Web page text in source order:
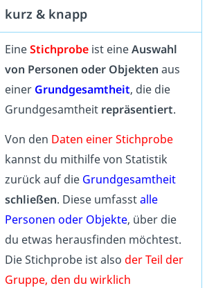
kurz & knapp
EineStichprobe ist eineAuswahl
von Personen oder Objekten aus
einer Grundgesamtheit, die die
Grundgesamtheit repräsentiert.
Von den Daten einer Stichprobe
kannst du mithilfe von Statistik
zurück auf die Grundgesamtheit
schließen. Diese umfasstalle
Personen oder Objekte, über die
du etwas herausfinden möchtest.
Die Stichprobe ist also der Teil der
Gruppe, den du wirklich